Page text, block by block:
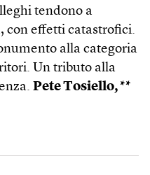
tendono a
con effetti catastrofici.
alla categoria
Un tributo alla
Pete Tosiello, **